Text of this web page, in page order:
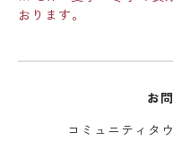
おります。
お
コミュニティタ